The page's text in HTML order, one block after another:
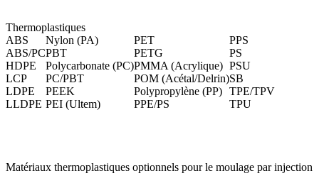
Thermoplastiques
ABS
Nylon (PA) PET
PPS
ABS/PCPBT PETG
PS
HDPE
Polycarbonate (PC)PMMA (Acrylique) PSU
LCP
PC/PBT POM (Acétal/Delrin)SB
LDPE
PEEK Polypropylène (PP) TPE/TPV
LLDPE PEI (Ultem) PPE/PS TPU
Matériaux thermoplastiques optionnels pour le moulage par injection